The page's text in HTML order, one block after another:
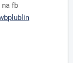
na fb